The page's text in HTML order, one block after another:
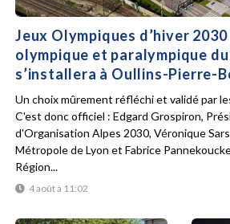
Jeux Olympiques d’hiver
olympique et paralympique
s’installera à Oullins-Pierre-
4 août à 11:02
Un choix mûrement réfléchi et validé par
C'est donc officiel : Edgard Grospiron,
d'Organisation Alpes 2030, Véronique
Métropole de Lyon et Fabrice
Région...